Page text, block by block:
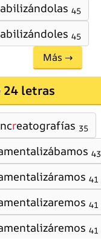
45
45
Más →
24 letras
reatografías 35
43
41
41
41